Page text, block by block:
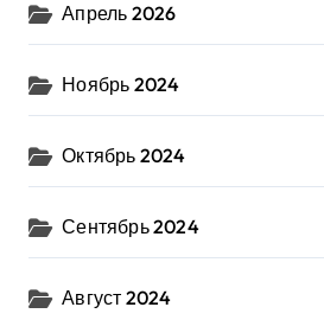
Апрель 2026
Ноябрь 2024
Октябрь 2024
Сентябрь 2024
Август 2024